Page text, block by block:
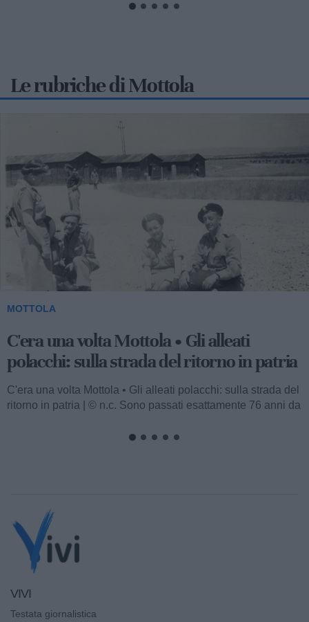
Le rubriche di Mottola
C'era una volta Mottola • La banda
musicale: quando arriva è giorno di festa
C'era una volta Mottola • La banda musicale: quando arriva
è giorno di festa | © n.c. Il popolo ha amato le bande
musicali, e un...
VIVI
Testata giornalistica